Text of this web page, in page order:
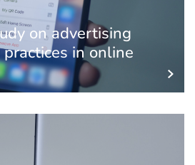
on advertising
in online